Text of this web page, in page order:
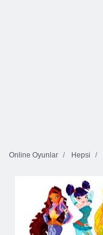
Online Oyunlar Hepsi